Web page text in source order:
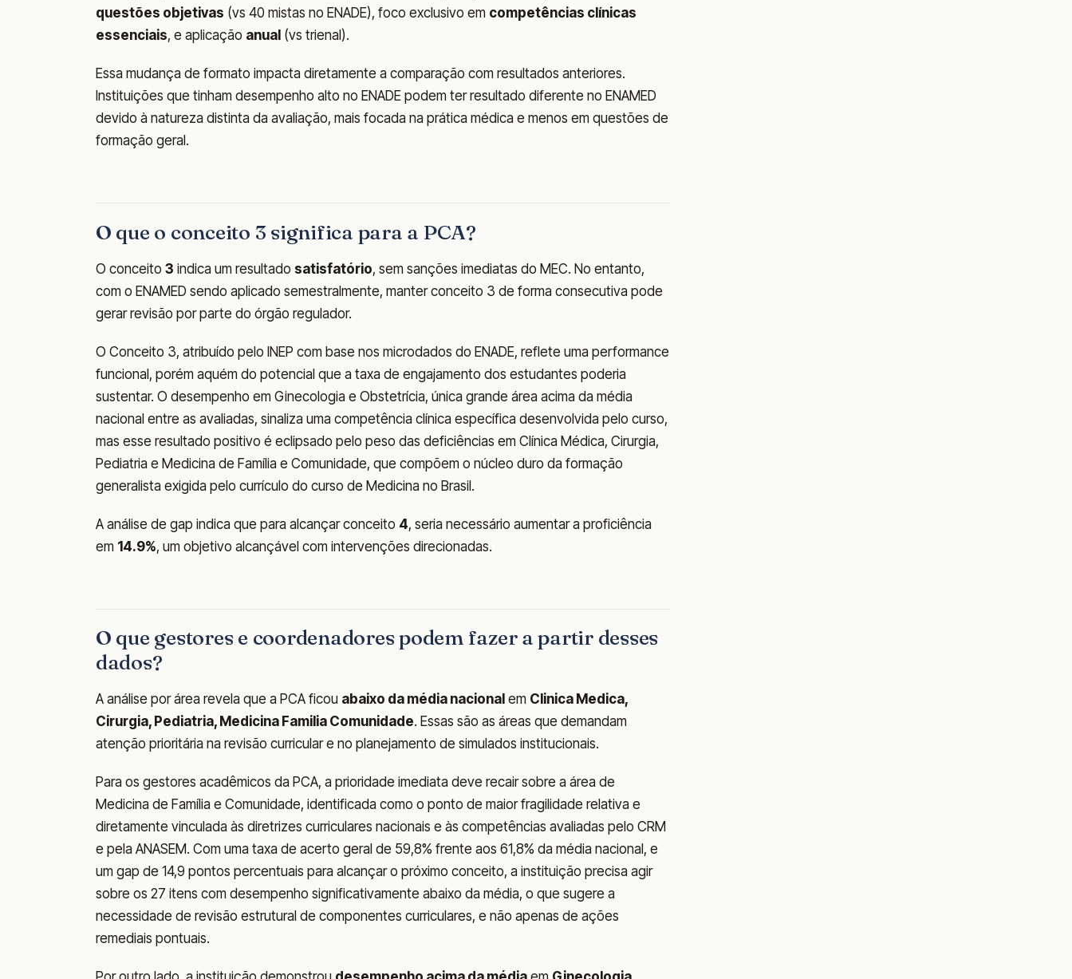
questões objetivas (vs 40 mistas no ENADE), foco exclusivo em competências clínicas
essenciais, e aplicação anual (vs trienal).
Essa mudança de formato impacta diretamente a comparação com resultados anteriores.
Instituições que tinham desempenho alto no ENADE podem ter resultado diferente no ENAMED
devido à natureza distinta da avaliação, mais focada na prática médica e menos em questões de
formação geral.
O que o conceito 3 significa para a PCA?
O conceito 3 indica um resultado satisfatório, sem sanções imediatas do MEC. No entanto,
com o ENAMED sendo aplicado semestralmente, manter conceito 3 de forma consecutiva pode
gerar revisão por parte do órgão regulador.
O Conceito 3, atribuído pelo INEP com base nos microdados do ENADE, reflete uma performance
funcional, porém aquém do potencial que a taxa de engajamento dos estudantes poderia
sustentar. O desempenho em Ginecologia e Obstetrícia, única grande área acima da média
nacional entre as avaliadas, sinaliza uma competência clínica específica desenvolvida pelo curso,
mas esse resultado positivo é eclipsado pelo peso das deficiências em Clínica Médica, Cirurgia,
Pediatria e Medicina de Família e Comunidade, que compõem o núcleo duro da formação
generalista exigida pelo currículo do curso de Medicina no Brasil.
A análise de gap indica que para alcançar conceito 4, seria necessário aumentar a proficiência
em 14.9%, um objetivo alcançável com intervenções direcionadas.
O que gestores e coordenadores podem fazer a partir desses
dados?
A análise por área revela que a PCA ficou abaixo da média nacional em Clinica Medica,
Cirurgia, Pediatria, Medicina Familia Comunidade. Essas são as áreas que demandam
atenção prioritária na revisão curricular e no planejamento de simulados institucionais.
Para os gestores acadêmicos da PCA, a prioridade imediata deve recair sobre a área de
Medicina de Família e Comunidade, identificada como o ponto de maior fragilidade relativa e
diretamente vinculada às diretrizes curriculares nacionais e às competências avaliadas pelo CRM
e pela ANASEM. Com uma taxa de acerto geral de 59,8% frente aos 61,8% da média nacional, e
um gap de 14,9 pontos percentuais para alcançar o próximo conceito, a instituição precisa agir
sobre os 27 itens com desempenho significativamente abaixo da média, o que sugere a
necessidade de revisão estrutural de componentes curriculares, e não apenas de ações
remediais pontuais.